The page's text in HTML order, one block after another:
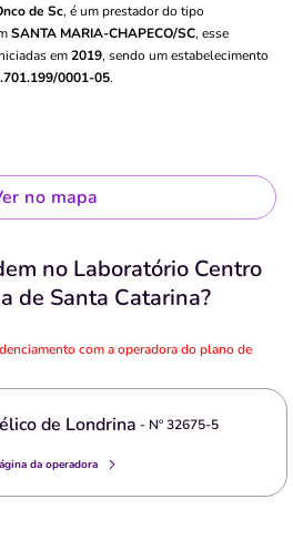
de Sc, é um prestador do tipo
SANTA MARIA-CHAPECO/SC, esse
em2019, sendo um estabelecimento
0001-05.
no mapa
no Laboratório Centro
de Santa Catarina?
com a operadora do plano de
de Londrina - Nº32675-5
da operadora